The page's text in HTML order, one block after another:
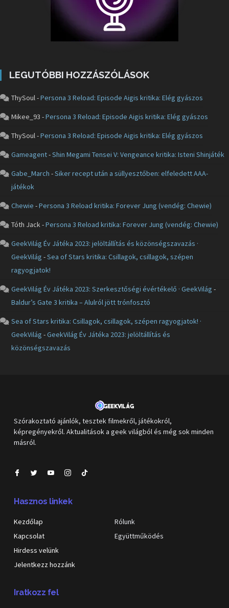
LEGUTÓBBI HOZZÁSZÓLÁSOK
ThySoul-Persona 3 Reload: Episode Aigis kritika: Elég gyászos
Mikee_93 -Persona 3 Reload: Episode Aigis kritika: Elég gyászos
ThySoul-Persona 3 Reload: Episode Aigis kritika: Elég gyászos
Gameagent-Shin Megami Tensei V: Vengeance kritika: Isteni Shinjáték
Gabe_March -Siker recept után a süllyesztőben: elfeledett AAA-
játékok
Chewie -Persona 3 Reload kritika: Forever Jung (vendég: Chewie)
Tóth Jack-Persona 3 Reload kritika: Forever Jung (vendég: Chewie)
GeekVilág Év Játéka 2023: jelöltállítás és közönségszavazás ·
GeekVilág -Sea of Stars kritika: Csillagok, csillagok, szépen
ragyogjatok!
GeekVilág Év Játéka 2023: Szerkesztőségi évértékelő · GeekVilág -
Baldur’s Gate 3 kritika – Alulról jött trónfosztó
Sea of Stars kritika: Csillagok, csillagok, szépen ragyogjatok! ·
GeekVilág -GeekVilág Év Játéka 2023: jelöltállítás és
közönségszavazás
Szórakoztató ajánlók, tesztek filmekről, játékokról,
képregényekről. Aktualitások a geek világból és még sok minden
másról.
Hasznos linkek
Kezdőlap
Kapcsolat
Hirdess velünk
Jelentkezz hozzánk
Rólunk
Együttműködés
Iratkozz fel